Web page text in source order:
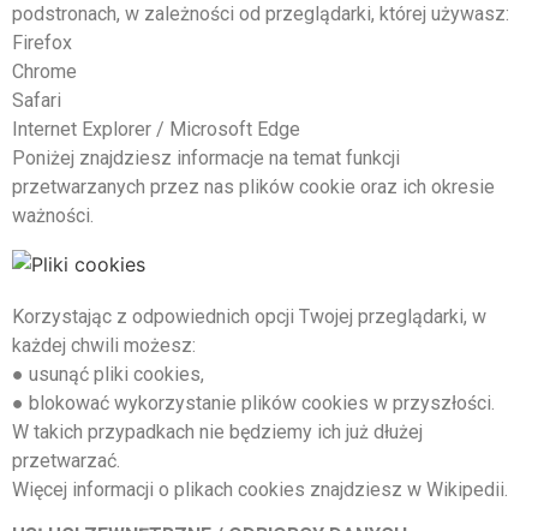
podstronach, w zależności od przeglądarki, której używasz:
Firefox
Chrome
Safari
Internet Explorer / Microsoft Edge
Poniżej znajdziesz informacje na temat funkcji
przetwarzanych przez nas plików cookie oraz ich okresie
ważności.
Korzystając z odpowiednich opcji Twojej przeglądarki, w
każdej chwili możesz:
● usunąć pliki cookies,
● blokować wykorzystanie plików cookies w przyszłości.
W takich przypadkach nie będziemy ich już dłużej
przetwarzać.
Więcej informacji o plikach cookies znajdziesz w Wikipedii.